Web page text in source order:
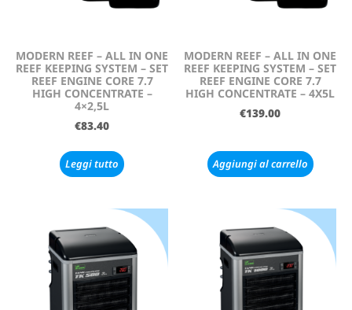
MODERN REEF – ALL IN ONE
REEF KEEPING SYSTEM – SET
REEF ENGINE CORE 7.7
HIGH CONCENTRATE –
4×2,5L
€83.40
Leggi tutto
MODERN REEF – ALL IN ONE
REEF KEEPING SYSTEM – SET
REEF ENGINE CORE 7.7
HIGH CONCENTRATE – 4X5L
€139.00
Aggiungi al carrello